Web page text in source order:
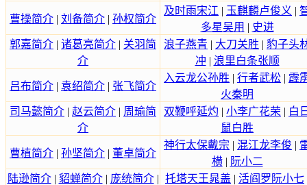
曹操简介 | 刘备简介 | 孙权简介
及时雨宋江 | 玉麒麟卢俊义 |
多星吴用 | 史进
郭嘉简介 | 诸葛亮简介 | 关羽简
介
浪子燕青 | 大刀关胜 | 豹子头
冲 | 浪里白条张顺
吕布简介 | 袁绍简介 | 张飞简介
入云龙公孙胜 | 行者武松 | 霹
火秦明
司马懿简介 | 赵云简介 | 周瑜简
介
双鞭呼延灼 | 小李广花荣 | 白
鼠白胜
曹植简介 | 孙坚简介 | 董卓简介
神行太保戴宗 | 混江龙李俊 |
横| 阮小二
陆逊简介| 貂蝉简介| 庞统简介| 托塔天王晁盖 | 活阎罗阮小七